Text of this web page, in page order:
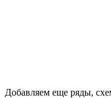
Добавляем еще ряды,